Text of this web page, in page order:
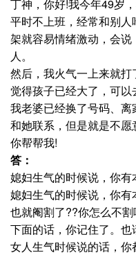
丁神，你好!我今年49岁
平时不上班，经常和别
架就容易情绪激动，会
人。
然后，我火气一上来就打
觉得孩子已经大了，可以
我老婆已经换了号码、
和她联系，但是就是不
你帮帮我!
答：
媳妇生气的时候说，你有
媳妇生气的时候说，你
也就阉割了??你怎么不割
下面的话，你记住了。也
女人生气时候说的话，